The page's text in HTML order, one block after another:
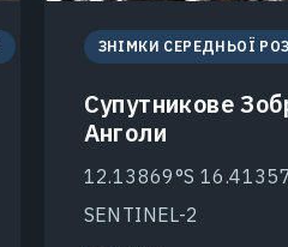
ЗНІМКИ СЕРЕДНЬОЇ
Супутникове
Анголи
12.13869°S
SENTINEL-2